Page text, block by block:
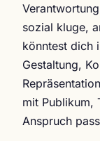
sozial kluge,
könntest dich
Gestaltung,
mit Publikum,
Anspruch